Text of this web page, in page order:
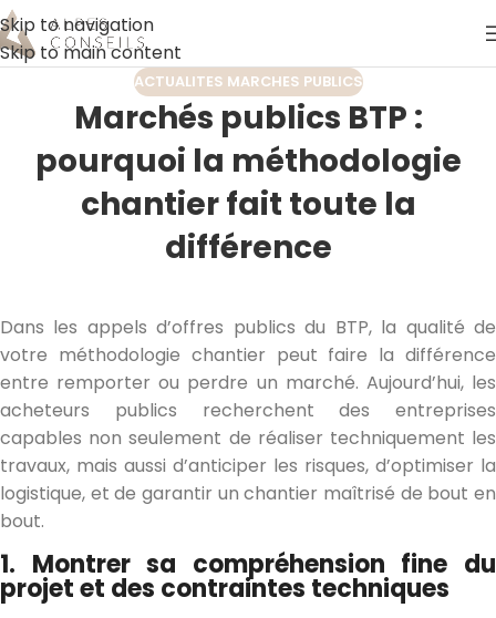
Skip to navigation
Skip to main content
ACTUALITES MARCHES PUBLICS
Marchés publics BTP :
pourquoi la méthodologie
chantier fait toute la
différence
Dans les appels d’offres publics du BTP, la qualité de
votre méthodologie chantier peut faire la différence
entre remporter ou perdre un marché. Aujourd’hui, les
acheteurs publics recherchent des entreprises
capables non seulement de réaliser techniquement les
travaux, mais aussi d’anticiper les risques, d’optimiser la
logistique, et de garantir un chantier maîtrisé de bout en
bout.
1. Montrer sa compréhension fine du
projet et des contraintes techniques